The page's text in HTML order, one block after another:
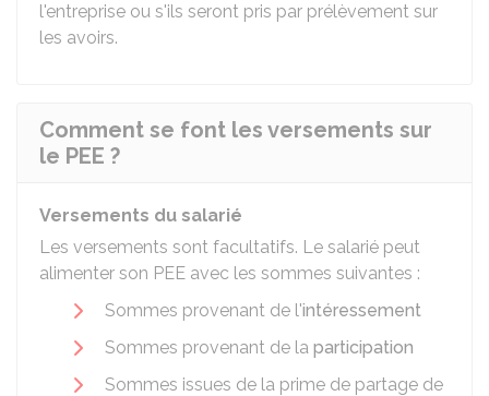
l'entreprise ou s'ils seront pris par prélèvement sur
les avoirs.
Comment se font les versements sur
le PEE ?
Versements du salarié
Les versements sont facultatifs. Le salarié peut
alimenter son PEE avec les sommes suivantes :
Sommes provenant de l'intéressement
Sommes provenant de la participation
Sommes issues de la prime de partage de